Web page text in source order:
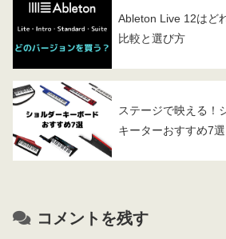
Ableton Live 12はど
比較と選び方
ステージで映える！
キーターおすすめ7選
コメントを残す